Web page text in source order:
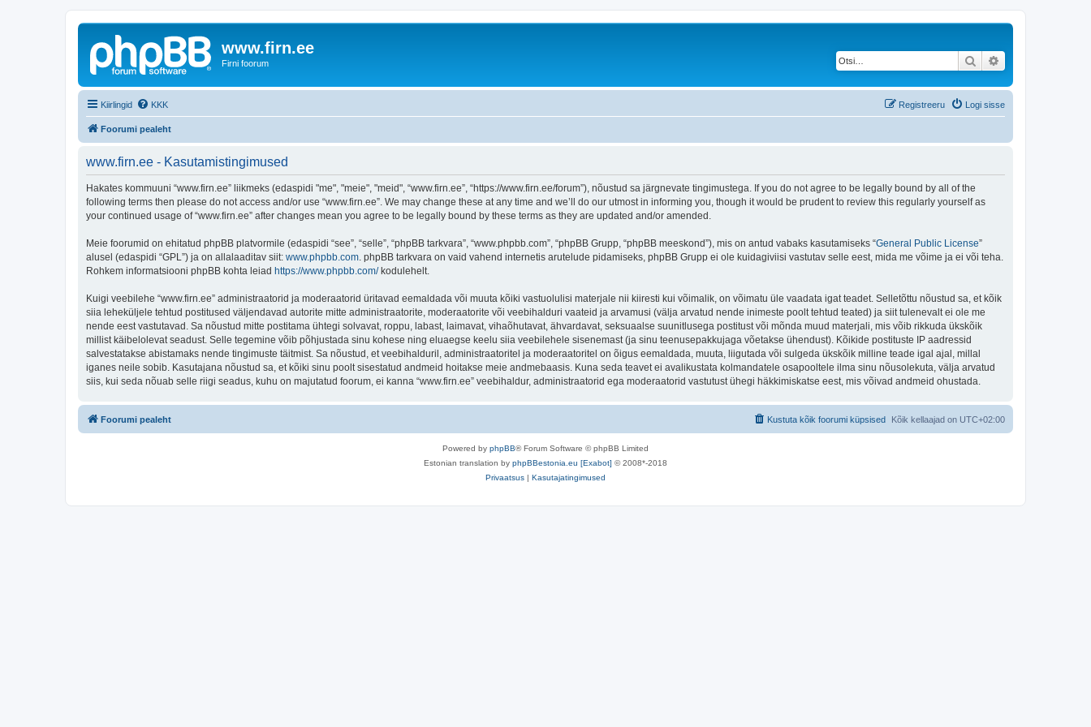
www.firn.ee
Firni foorum Otsi
Kiirlingid KKK Logi sisse
Registreeru
Foorumi pealeht
www.firn.ee - Kasutamistingimused
Hakates kommuuni “www.firn.ee” liikmeks (edaspidi "me", "meie", "meid", “www.firn.ee”, “https://www.firn.ee/forum”), nõustud sa järgnevate tingimustega. If you do not agree to be legally bound by all of the
following terms then please do not access and/or use “www.firn.ee”. We may change these at any time and we’ll do our utmost in informing you, though it would be prudent to review this regularly yourself as
your continued usage of “www.firn.ee” after changes mean you agree to be legally bound by these terms as they are updated and/or amended.
Meie foorumid on ehitatud phpBB platvormile (edaspidi “see”, “selle”, “phpBB tarkvara”, “www.phpbb.com”, “phpBB Grupp, “phpBB meeskond”), mis on antud vabaks kasutamiseks “General Public License”
alusel (edaspidi “GPL”) ja on allalaaditav siit: www.phpbb.com . phpBB tarkvara on vaid vahend internetis arutelude pidamiseks, phpBB Grupp ei ole kuidagiviisi vastutav selle eest, mida me võime ja ei või teha.
Rohkem informatsiooni phpBB kohta leiad https://www.phpbb.com/kodulehelt.
Kuigi veebilehe “www.firn.ee” administraatorid ja moderaatorid üritavad eemaldada või muuta kõiki vastuolulisi materjale nii kiiresti kui võimalik, on võimatu üle vaadata igat teadet. Selletõttu nõustud sa, et kõik
siia leheküljele tehtud postitused väljendavad autorite mitte administraatorite, moderaatorite või veebihalduri vaateid ja arvamusi (välja arvatud nende inimeste poolt tehtud teated) ja siit tulenevalt ei ole me
nende eest vastutavad. Sa nõustud mitte postitama ühtegi solvavat, roppu, labast, laimavat, vihaõhutavat, ähvardavat, seksuaalse suunitlusega postitust või mõnda muud materjali, mis võib rikkuda ükskõik
millist käibelolevat seadust. Selle tegemine võib põhjustada sinu kohese ning eluaegse keelu siia veebilehele sisenemast (ja sinu teenusepakkujaga võetakse ühendust). Kõikide postituste IP aadressid
salvestatakse abistamaks nende tingimuste täitmist. Sa nõustud, et veebihalduril, administraatoritel ja moderaatoritel on õigus eemaldada, muuta, liigutada või sulgeda ükskõik milline teade igal ajal, millal
iganes neile sobib. Kasutajana nõustud sa, et kõiki sinu poolt sisestatud andmeid hoitakse meie andmebaasis. Kuna seda teavet ei avalikustata kolmandatele osapooltele ilma sinu nõusolekuta, välja arvatud
siis, kui seda nõuab selle riigi seadus, kuhu on majutatud foorum, ei kanna “www.firn.ee” veebihaldur, administraatorid ega moderaatorid vastutust ühegi häkkimiskatse eest, mis võivad andmeid ohustada.
Foorumi pealeht Kõik kellaajad on UTC+02:00
Kustuta kõik foorumi küpsised
Powered by phpBB® Forum Software © phpBB Limited
Estonian translation by phpBBestonia.eu [Exabot] © 2008*-2018
Privaatsus | Kasutajatingimused